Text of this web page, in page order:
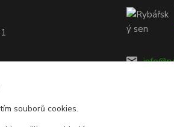
souborů cookies.